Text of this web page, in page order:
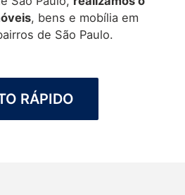
, bens e mobília em
de São Paulo.
RÁPIDO